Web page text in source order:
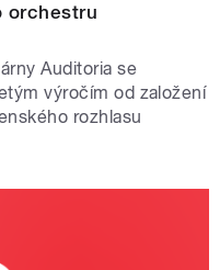
orchestru
Auditoria se
výročím od založení
rozhlasu